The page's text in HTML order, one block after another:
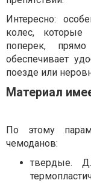
Интересно:
колес,
поперек,
обеспечивает
поезде или
Материал
По этому
чемоданов:
твердые.